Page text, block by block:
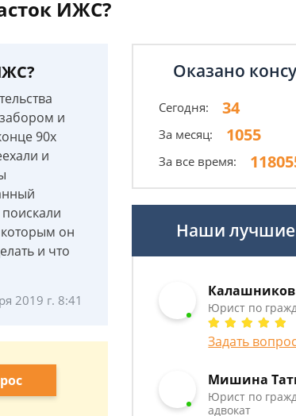
ИЖС?
и
90х
и
он
и что
2019 г. 8:41
Оказано
Сегодня: 34
За месяц: 1055
За все время:
Наши
Юрист по
Задать вопрос
Мишина
Юрист по
адвокат